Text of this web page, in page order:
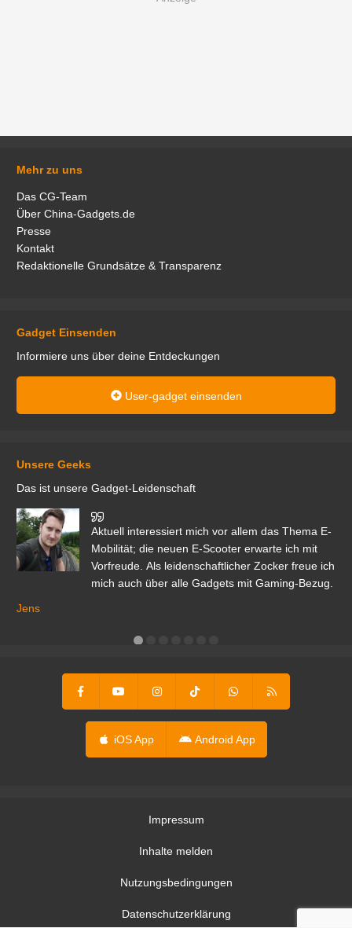
Mehr zu uns
Das CG-Team
Über China-Gadgets.de
Presse
Kontakt
Redaktionelle Grundsätze & Transparenz
Gadget Einsenden
Informiere uns über deine Entdeckungen
User-gadget einsenden
Unsere Geeks
Das ist unsere Gadget-Leidenschaft
Aktuell interessiert mich vor allem das Thema E-
Mobilität; die neuen E-Scooter erwarte ich mit
Vorfreude. Als leidenschaftlicher Zocker freue ich
mich auch über alle Gadgets mit Gaming-Bezug.
Jens
iOS App Android App
Impressum
Inhalte melden
Nutzungsbedingungen
Datenschutzerklärung